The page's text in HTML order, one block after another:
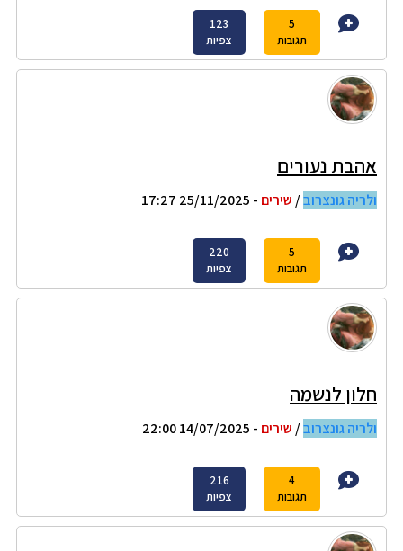
5
תגובות
123
צפיות
אהבת נעורים
ולריה גונצרוב/ שירים - 25/11/2025 17:27
5
תגובות
220
צפיות
חלון לנשמה
ולריה גונצרוב/ שירים - 14/07/2025 22:00
4
תגובות
216
צפיות